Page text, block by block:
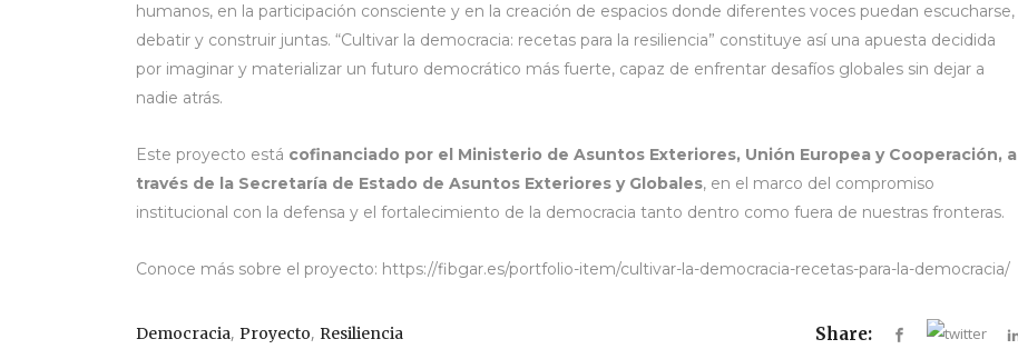
humanos, en la participación consciente y en la creación de espacios donde diferentes voces puedan escucharse,
debatir y construir juntas. “Cultivar la democracia: recetas para la resiliencia” constituye así una apuesta decidida
por imaginar y materializar un futuro democrático más fuerte, capaz de enfrentar desafíos globales sin dejar a
nadie atrás.
Este proyecto está cofinanciado por el Ministerio de Asuntos Exteriores, Unión Europea y Cooperación, a
través de la Secretaría de Estado de Asuntos Exteriores y Globales, en el marco del compromiso
institucional con la defensa y el fortalecimiento de la democracia tanto dentro como fuera de nuestras fronteras.
Conoce más sobre el proyecto: https://fibgar.es/portfolio-item/cultivar-la-democracia-recetas-para-la-democracia/
Democracia, Proyecto, Resiliencia Share: